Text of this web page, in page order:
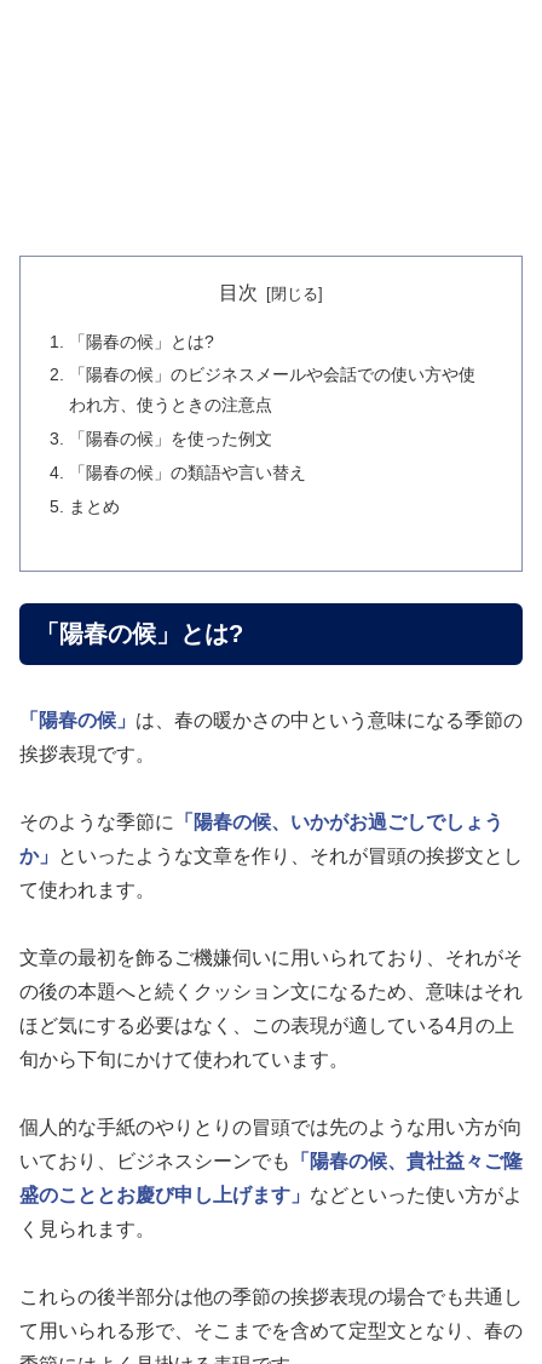
目次
「陽春の候」とは?
「陽春の候」のビジネスメールや会話での使い方や使
われ方、使うときの注意点
「陽春の候」を使った例文
「陽春の候」の類語や言い替え
まとめ
「陽春の候」とは?
「陽春の候」 は、春の暖かさの中という意味になる季節の
挨拶表現です。
そのような季節に
「陽春の候、いかがお過ごしでしょう
か」
といったような文章を作り、それが冒頭の挨拶文とし
て使われます。
文章の最初を飾るご機嫌伺いに用いられており、それがそ
の後の本題へと続くクッション文になるため、意味はそれ
ほど気にする必要はなく、この表現が適している4月の上
旬から下旬にかけて使われています。
個人的な手紙のやりとりの冒頭では先のような用い方が向
いており、ビジネスシーンでも
「陽春の候、貴社益々ご隆
盛のこととお慶び申し上げます」 などといった使い方がよ
く見られます。
これらの後半部分は他の季節の挨拶表現の場合でも共通し
て用いられる形で、そこまでを含めて定型文となり、春の